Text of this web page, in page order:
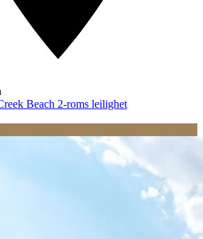
Beach 2-roms leilighet